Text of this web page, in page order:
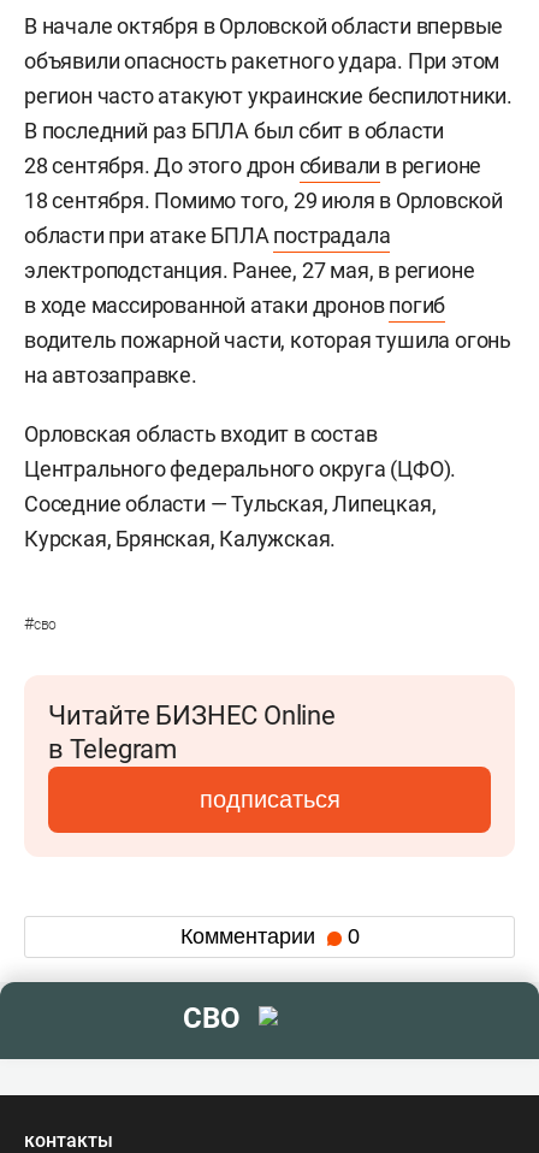
В начале октября в Орловской области впервые
объявили опасность ракетного удара. При этом
регион часто атакуют украинские беспилотники.
В последний раз БПЛА был сбит в области
28 сентября. До этого дрон сбивали в регионе
18 сентября. Помимо того, 29 июля в Орловской
области при атаке БПЛА пострадала
электроподстанция. Ранее, 27 мая, в регионе
в ходе массированной атаки дроновпогиб
водитель пожарной части, которая тушила огонь
на автозаправке.
Орловская область входит в состав
Центрального федерального округа (ЦФО).
Соседние области — Тульская, Липецкая,
Курская, Брянская, Калужская.
#сво
Читайте БИЗНЕС Online
в Telegram
подписаться
Комментарии 0
СВО
контакты